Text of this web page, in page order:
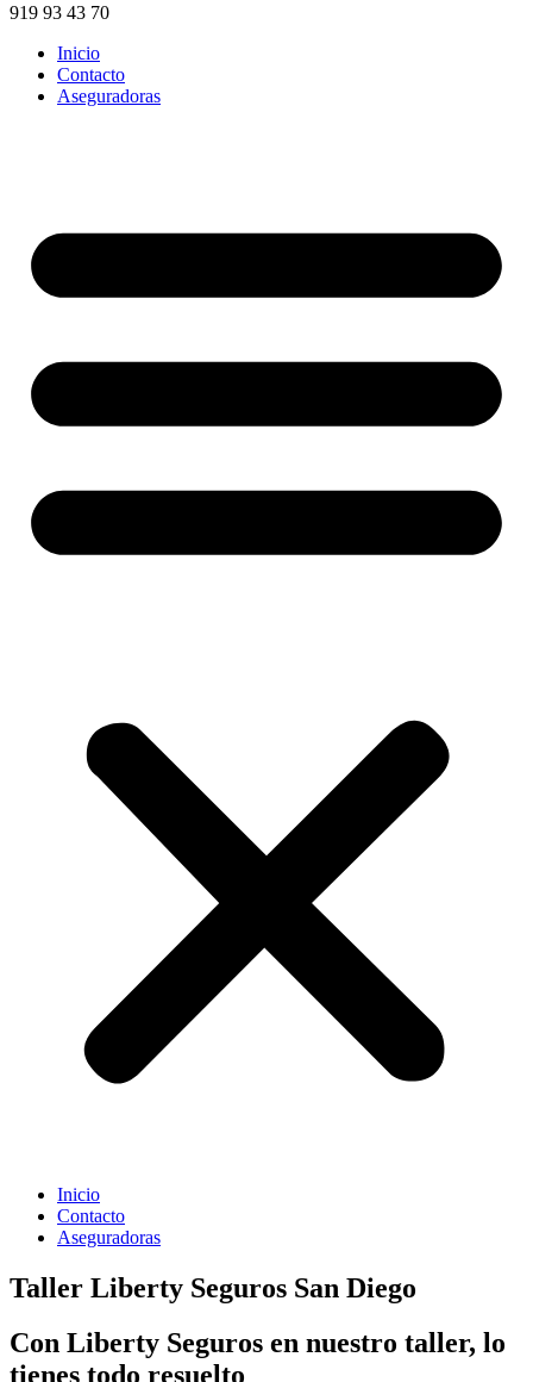
919 93 43 70
Inicio
Contacto
Aseguradoras
Inicio
Contacto
Aseguradoras
Taller Liberty Seguros San Diego
Con Liberty Seguros en nuestro taller, lo
tienes todo resuelto